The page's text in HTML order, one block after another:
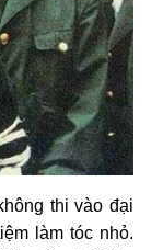
thi vào đại
làm tóc nhỏ.